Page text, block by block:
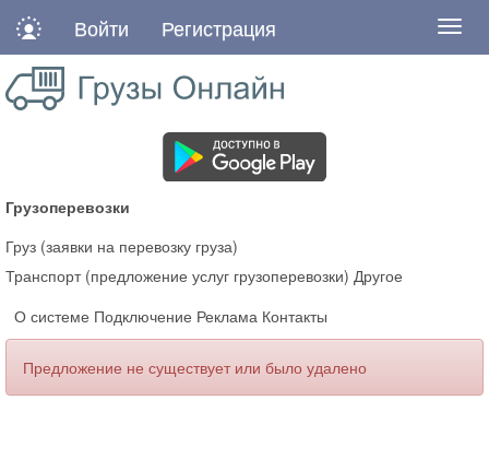
Войти Регистрация
Грузоперевозки
Груз (заявки на перевозку груза)
Транспорт (предложение услуг грузоперевозки) Другое
О системе Подключение Реклама Контакты
Предложение не существует или было удалено